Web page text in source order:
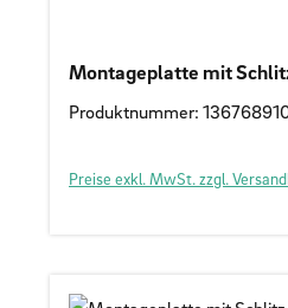
Montageplatte mit
Produktnummer:
Preise exkl. MwSt. zzgl.